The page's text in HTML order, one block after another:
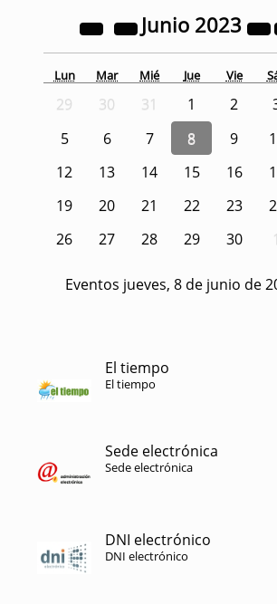
Junio 2023
Lun Mar Mié Jue Vie
29 30 31 1 2
5
6 7 8 9
12
13 14 15 16
19
20 21 22 23
26
27 28 29 30 1
Eventos jueves, 8 de junio de
El tiempo
El tiempo
Sede electrónica
Sede electrónica
DNI electrónico
DNI electrónico